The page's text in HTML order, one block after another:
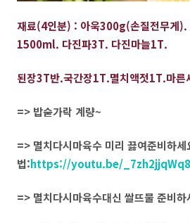
재료(4인분) : 아욱300g(손질전무게).
1500ml. 다진파3T. 다진마늘1T.
된장3T반.국간장1T.멸치액젓1T.마
=> 밥숟가락 계량~
=> 멸치다시마육수 미리 끓여준비하
법:https://youtu.be/_7zh2jjqWq8
=> 멸치다시마육수대신 쌀뜨물 준비하